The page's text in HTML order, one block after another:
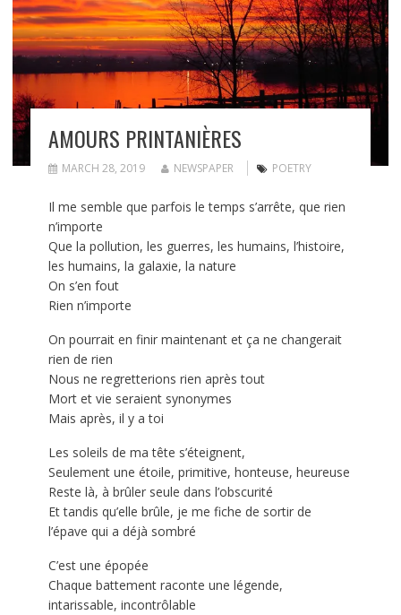
AMOURS PRINTANIÈRES
MARCH 28, 2019 NEWSPAPER POETRY
Il me semble que parfois le temps s’arrête, que rien
n’importe
Que la pollution, les guerres, les humains, l’histoire,
les humains, la galaxie, la nature
On s’en fout
Rien n’importe
On pourrait en finir maintenant et ça ne changerait
rien de rien
Nous ne regretterions rien après tout
Mort et vie seraient synonymes
Mais après, il y a toi
Les soleils de ma tête s’éteignent,
Seulement une étoile, primitive, honteuse, heureuse
Reste là, à brûler seule dans l’obscurité
Et tandis qu’elle brûle, je me fiche de sortir de
l’épave qui a déjà sombré
C’est une épopée
Chaque battement raconte une légende,
intarissable, incontrôlable